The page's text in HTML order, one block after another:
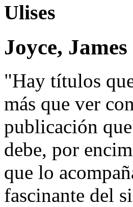
Ulises
Joyce, James
"Hay títulos
más que ver
publicación
debe, por
que lo
fascinante del